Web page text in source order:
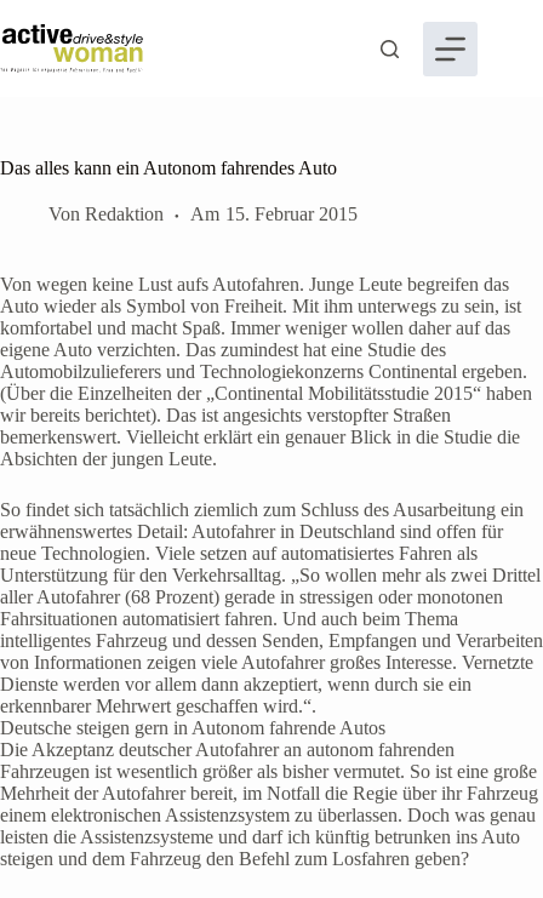
Inhalt
springen
Das alles kann ein Autonom fahrendes Auto
Von Redaktion Am 15. Februar 2015
Von wegen keine Lust aufs Autofahren. Junge Leute begreifen das
Auto wieder als Symbol von Freiheit. Mit ihm unterwegs zu sein, ist
komfortabel und macht Spaß. Immer weniger wollen daher auf das
eigene Auto verzichten. Das zumindest hat eine Studie des
Automobilzulieferers und Technologiekonzerns Continental ergeben.
(Über die Einzelheiten der „Continental Mobilitätsstudie 2015“ haben
wir bereits berichtet). Das ist angesichts verstopfter Straßen
bemerkenswert. Vielleicht erklärt ein genauer Blick in die Studie die
Absichten der jungen Leute.
So findet sich tatsächlich ziemlich zum Schluss des Ausarbeitung ein
erwähnenswertes Detail: Autofahrer in Deutschland sind offen für
neue Technologien. Viele setzen auf automatisiertes Fahren als
Unterstützung für den Verkehrsalltag. „So wollen mehr als zwei Drittel
aller Autofahrer (68 Prozent) gerade in stressigen oder monotonen
Fahrsituationen automatisiert fahren. Und auch beim Thema
intelligentes Fahrzeug und dessen Senden, Empfangen und Verarbeiten
von Informationen zeigen viele Autofahrer großes Interesse. Vernetzte
Dienste werden vor allem dann akzeptiert, wenn durch sie ein
erkennbarer Mehrwert geschaffen wird.“.
Deutsche steigen gern in Autonom fahrende Autos
Die Akzeptanz deutscher Autofahrer an autonom fahrenden
Fahrzeugen ist wesentlich größer als bisher vermutet. So ist eine große
Mehrheit der Autofahrer bereit, im Notfall die Regie über ihr Fahrzeug
einem elektronischen Assistenzsystem zu überlassen. Doch was genau
leisten die Assistenzsysteme und darf ich künftig betrunken ins Auto
steigen und dem Fahrzeug den Befehl zum Losfahren geben?